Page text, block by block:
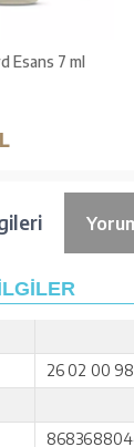
7 ml
26 02 00 98